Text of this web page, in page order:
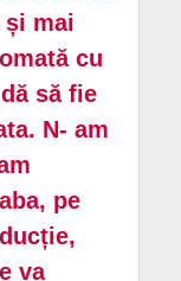
mai
cu
să fie
N- am
pe
va